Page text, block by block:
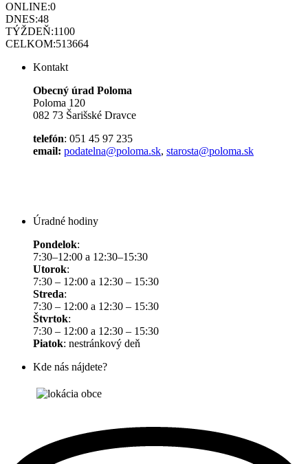
ONLINE:0
DNES:48
TÝŽDEŇ:1100
CELKOM:513664
Kontakt
Obecný úrad Poloma
Poloma 120
082 73 Šarišské Dravce
telefón: 051 45 97 235
email: podatelna@poloma.sk, starosta@poloma.sk
Úradné hodiny
Pondelok:
7:30–12:00 a 12:30–15:30
Utorok:
7:30 – 12:00 a 12:30 – 15:30
Streda:
7:30 – 12:00 a 12:30 – 15:30
Štvrtok:
7:30 – 12:00 a 12:30 – 15:30
Piatok: nestránkový deň
Kde nás nájdete?